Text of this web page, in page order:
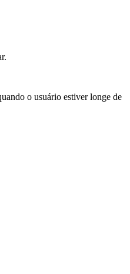
o usuário estiver longe de